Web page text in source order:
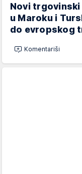
Novi
u Maroku i
do evropskog
Komentariši